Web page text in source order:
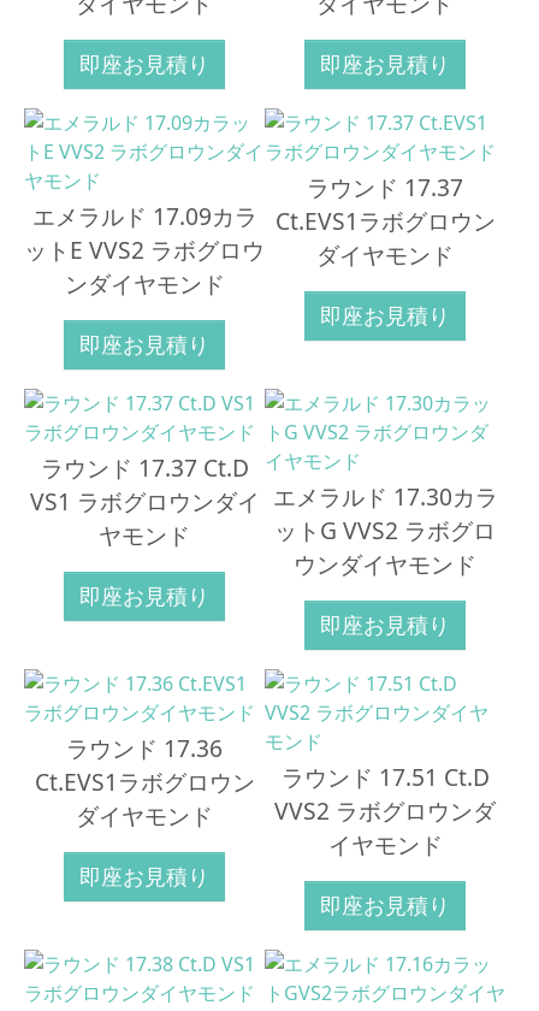
即座お見積り 即座お見積り
エメラルド 17.09カラ
ットE VVS2 ラボグロウ
ンダイヤモンド
即座お見積り
ラウンド 17.37
Ct.EVS1ラボグロウン
ダイヤモンド
即座お見積り
ラウンド 17.37 Ct.D
VS1 ラボグロウンダイ
ヤモンド
即座お見積り
エメラルド 17.30カラ
ットG VVS2 ラボグロ
ウンダイヤモンド
即座お見積り
ラウンド 17.36
Ct.EVS1ラボグロウン
ダイヤモンド
即座お見積り
ラウンド 17.51 Ct.D
VVS2 ラボグロウンダ
イヤモンド
即座お見積り